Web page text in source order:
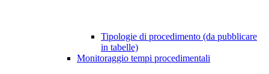
Tipologie di procedimento (da pubblicare
in tabelle)
Monitoraggio tempi procedimentali